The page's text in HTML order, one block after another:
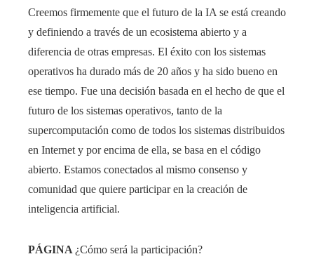
Creemos firmemente que el futuro de la IA se está creando
y definiendo a través de un ecosistema abierto y a
diferencia de otras empresas. El éxito con los sistemas
operativos ha durado más de 20 años y ha sido bueno en
ese tiempo. Fue una decisión basada en el hecho de que el
futuro de los sistemas operativos, tanto de la
supercomputación como de todos los sistemas distribuidos
en Internet y por encima de ella, se basa en el código
abierto. Estamos conectados al mismo consenso y
comunidad que quiere participar en la creación de
inteligencia artificial.
PÁGINA¿Cómo será la participación?